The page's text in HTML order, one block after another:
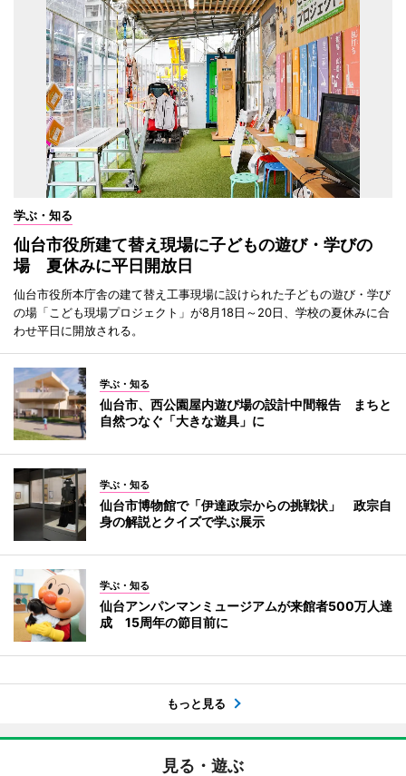
学ぶ・知る
仙台市役所建て替え現場に子どもの遊び・学びの
場 夏休みに平日開放日
仙台市役所本庁舎の建て替え工事現場に設けられた子どもの遊び・学び
の場「こども現場プロジェクト」が8月18日～20日、学校の夏休みに合
わせ平日に開放される。
学ぶ・知る
仙台市、西公園屋内遊び場の設計中間報告 まちと
自然つなぐ「大きな遊具」に
学ぶ・知る
仙台市博物館で「伊達政宗からの挑戦状」 政宗自
身の解説とクイズで学ぶ展示
学ぶ・知る
仙台アンパンマンミュージアムが来館者500万人達
成 15周年の節目前に
もっと見る
見る・遊ぶ